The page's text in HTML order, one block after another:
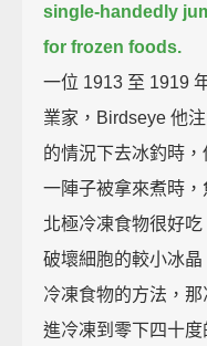
single-handedly
for frozen foods.
一位 1913 至 1919
業家，Birdseye 他
的情況下去冰釣時
一陣子被拿來煮時
北極冷凍食物很好
破壞細胞的較小冰
冷凍食物的方法，
進冷凍到零下四十度